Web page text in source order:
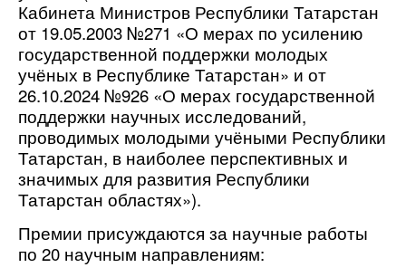
Кабинета Министров Республики Татарстан
от 19.05.2003 №271 «О мерах по усилению
государственной поддержки молодых
учёных в Республике Татарстан» и от
26.10.2024 №926 «О мерах государственной
поддержки научных исследований,
проводимых молодыми учёными Республики
Татарстан, в наиболее перспективных и
значимых для развития Республики
Татарстан областях»).
Премии присуждаются за научные работы
по 20 научным направлениям: